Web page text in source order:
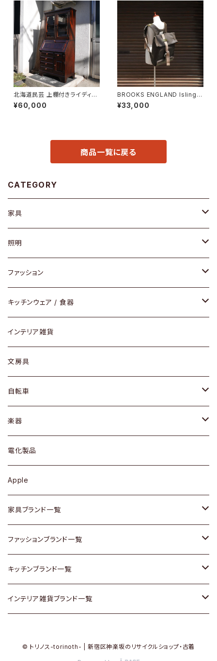
北海道民芸 上棚付きライディン
グビューロー
¥60,000
BROOKS ENGLAND Islingto
n Rucksack
¥33,000
商品一覧に戻る
CATEGORY
家具
ソファ / ベンチ
チェア / スツール
ダイニングセット / ダイニングテーブル
ローテーブル / サイドテーブル
デスク / コンソール
ドレッサー
シェルフ
キュリオケース / 飾り棚
カップボード / 食器棚
チェスト
その他家具
Vintageヴィンテージ / Antiqueアンティーク
Designers / デザイナーズ
照明
ペンダントライト
テーブルランプ / デスクスタンド
フロアライト
ファッション
アクセサリー
リング
ピアス / イヤリング
財布
バッグ
アウター
トップス
ワンピース
ボトムス
靴
スカーフ
腕時計
Vintage / ヴィンテージ
キッチンウェア / 食器
グラス / タンブラー
カップ / マグ
プレート / ボウル
カトラリー
ケトル / ティーポット
鍋 / フライパン
Vintage / ヴィンテージ
銀製品
和物 / 作家物
その他キッチン雑貨
インテリア雑貨
文房具
自転車
dahon
楽器
ギター
ベース
その他楽器
電化製品
Apple
家具ブランド一覧
ACME Furniture / アクメ ファニチャー
ACTUS / アクタス
arflex / アルフレックス
ファッションブランド一覧
agnes b / アニエス ベー
BALLY / バリー
キッチンブランド一覧
ARABIA / アラビア
インテリア雑貨ブランド一覧
© トリノス-torinoth- | 新宿区神楽坂のリサイクルショップ・古着